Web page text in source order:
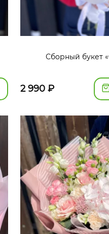
Сборный букет
2 990₽